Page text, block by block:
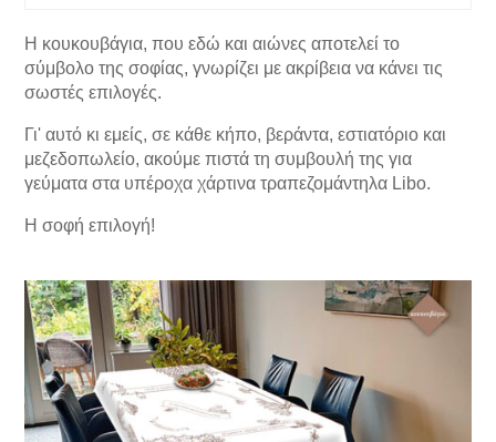
Η κουκουβάγια, που εδώ και αιώνες αποτελεί το
σύμβολο της σοφίας, γνωρίζει με ακρίβεια να κάνει τις
σωστές επιλογές.
Γι' αυτό κι εμείς, σε κάθε κήπο, βεράντα, εστιατόριο και
μεζεδοπωλείο, ακούμε πιστά τη συμβουλή της για
γεύματα στα υπέροχα χάρτινα τραπεζομάντηλα Libo.
Η σοφή επιλογή!